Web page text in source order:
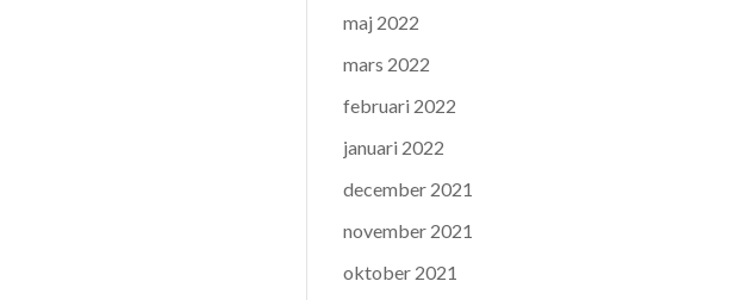
maj 2022
mars 2022
februari 2022
januari 2022
december 2021
november 2021
oktober 2021